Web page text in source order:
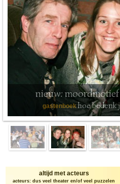
nieuw:
gastenboekhoe bedenk
altijd met acteurs
acteurs: dus veel theater en/of veel puzzelen